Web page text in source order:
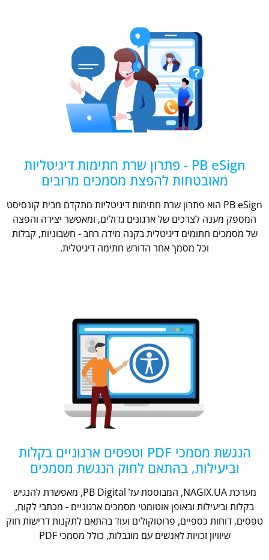
PB eSign - פתרון שרת חתימות דיגיטליות
מאובטחות להפצת מסמכים מרובים
PB eSign הוא פתרון שרת חתימות דיגיטליות מתקדם מבית קונסיסט
המספק מענה לצרכים של ארגונים גדולים, ומאפשר יצירה והפצה
של מסמכים חתומים דיגיטלית בקנה מידה רחב - חשבוניות, קבלות
וכל מסמך אחר הדורש חתימה דיגיטלית.
הנגשת מסמכי PDF וטפסים ארגוניים בקלות
וביעילות, בהתאם לחוק הנגשת מסמכים
מערכת NAGIX.UA, המבוססת על PB Digital, מאפשרת להנגיש
בקלות וביעילות ובאופן אוטומטי מסמכים ארגוניים - מכתבי לקוח,
טפסים, דוחות כספיים, פרוטוקולים ועוד בהתאם לתקנות דרישות חוק
שיוויון זכויות לאנשים עם מוגבלות, כולל מסמכי PDF